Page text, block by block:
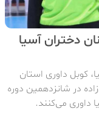
دختران آسیا
کوبل داوری استان
در شانزدهمین دوره
داوری می‌کنند.